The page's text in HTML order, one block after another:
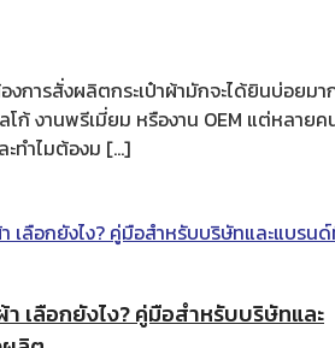
งการสั่งผลิตกระเป๋าผ้ามักจะได้ยินบ่อยมา
โก้ งานพรีเมี่ยม หรืองาน OEM แต่หลายค
ะทำไมต้องม […]
า เลือกยังไง? คู่มือสำหรับบริษัทและ